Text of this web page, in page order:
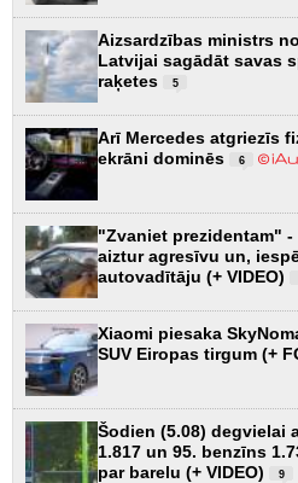
Aizsardzības ministrs
Latvijai sagādāt savas
raķetes
5
Arī Mercedes atgriezīs
ekrāni dominēs
6
"Zvaniet prezidentam"
aiztur agresīvu un,
autovadītāju (+ VIDEO)
Xiaomi piesaka
SUV Eiropas tirgum (+
Šodien (5.08) degvielai
1.817 un 95. benzīns
par barelu (+ VIDEO)
9